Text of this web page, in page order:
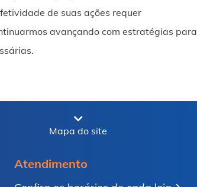
de suas ações requer
avançando com estratégias para
Mapa do site
Atendimento